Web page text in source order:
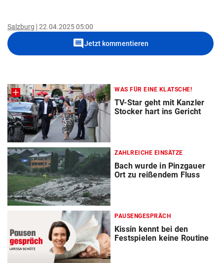
Salzburg 22.04.2025 05:00
commentJetzt kommentieren
WAS FÜR EINE KLATSCHE!
TV-Star geht mit Kanzler
Stocker hart ins Gericht
ZAHLREICHE EINSÄTZE
Bach wurde in Pinzgauer
Ort zu reißendem Fluss
PAUSENGESPRÄCH
Kissin kennt bei den
Festspielen keine Routine